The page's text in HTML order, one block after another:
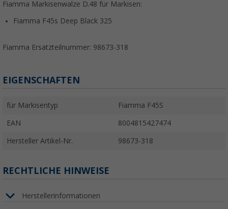
Fiamma Markisenwalze D.48 für Markisen:
Fiamma F45s Deep Black 325
Fiamma Ersatzteilnummer: 98673-318
EIGENSCHAFTEN
für Markisentyp Fiamma F45S
EAN 8004815427474
Hersteller Artikel-Nr. 98673-318
RECHTLICHE HINWEISE
Herstellerinformationen